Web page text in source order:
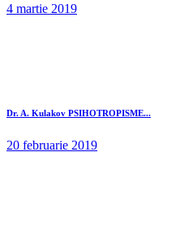
4 martie 2019
Dr. A. Kulakov PSIHOTROPISME...
20 februarie 2019